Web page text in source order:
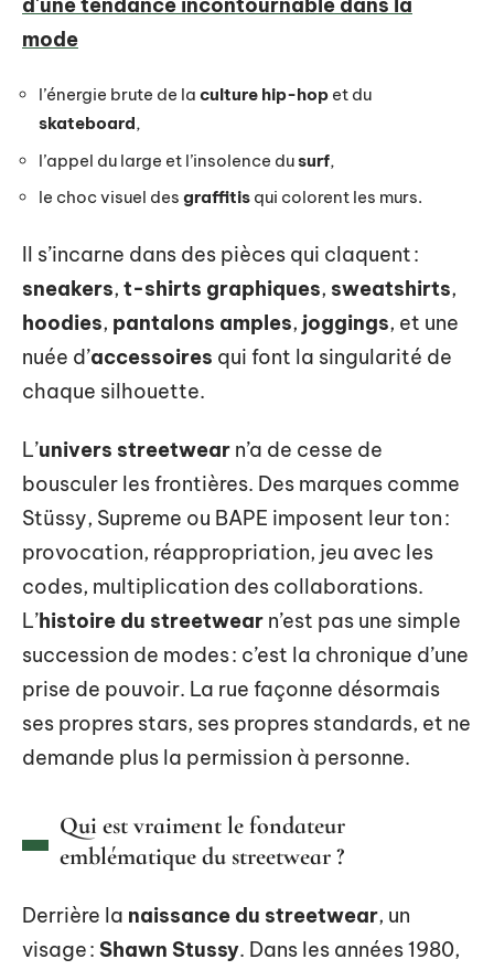
mode
l’énergie brute de la culture hip-hop et du
skateboard,
l’appel du large et l’insolence dusurf,
le choc visuel des graffitis qui colorent les murs.
Il s’incarne dans des pièces qui claquent :
sneakers, t-shirts graphiques, sweatshirts,
hoodies, pantalons amples, joggings, et une
nuée d’accessoires qui font la singularité de
chaque silhouette.
L’univers streetwear n’a de cesse de
bousculer les frontières. Des marques comme
Stüssy, Supreme ou BAPE imposent leur ton :
provocation, réappropriation, jeu avec les
codes, multiplication des collaborations.
L’histoire du streetwear n’est pas une simple
succession de modes : c’est la chronique d’une
prise de pouvoir. La rue façonne désormais
ses propres stars, ses propres standards, et ne
demande plus la permission à personne.
Qui est vraiment le fondateur
emblématique du streetwear ?
Derrière la naissance du streetwear, un
visage : Shawn Stussy. Dans les années 1980,